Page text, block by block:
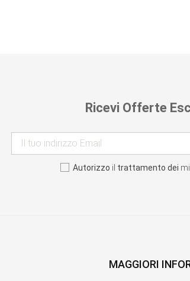
Ricevi Offerte
Autorizzo il trattamento dei
MAGGIORI